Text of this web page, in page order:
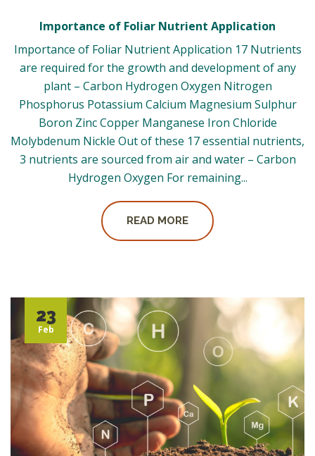
Importance of Foliar Nutrient Application
Importance of Foliar Nutrient Application 17 Nutrients
are required for the growth and development of any
plant – Carbon Hydrogen Oxygen Nitrogen
Phosphorus Potassium Calcium Magnesium Sulphur
Boron Zinc Copper Manganese Iron Chloride
Molybdenum Nickle Out of these 17 essential nutrients,
3 nutrients are sourced from air and water – Carbon
Hydrogen Oxygen For remaining...
READ MORE
23
Feb